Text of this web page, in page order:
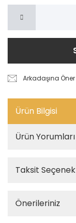
Arkadaşına Öner
Ürün Bilgisi
Ürün Yorumları
Taksit
Önerileriniz